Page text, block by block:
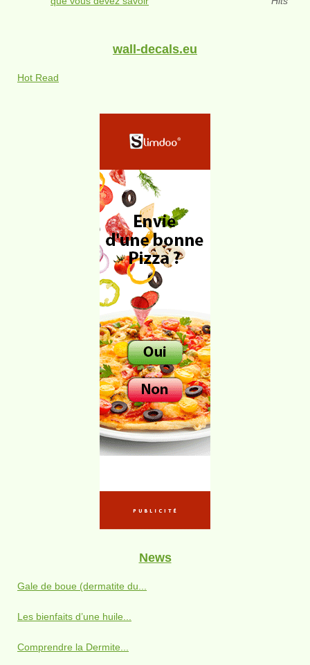
wall-decals.eu
Hot Read
News
Gale de boue (dermatite du...
Les bienfaits d’une huile...
Comprendre la Dermite...